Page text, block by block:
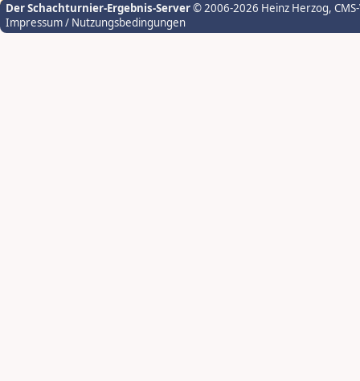
Der Schachturnier-Ergebnis-Server© 2006-2026 Heinz Herzog,
Impressum / Nutzungsbedingungen